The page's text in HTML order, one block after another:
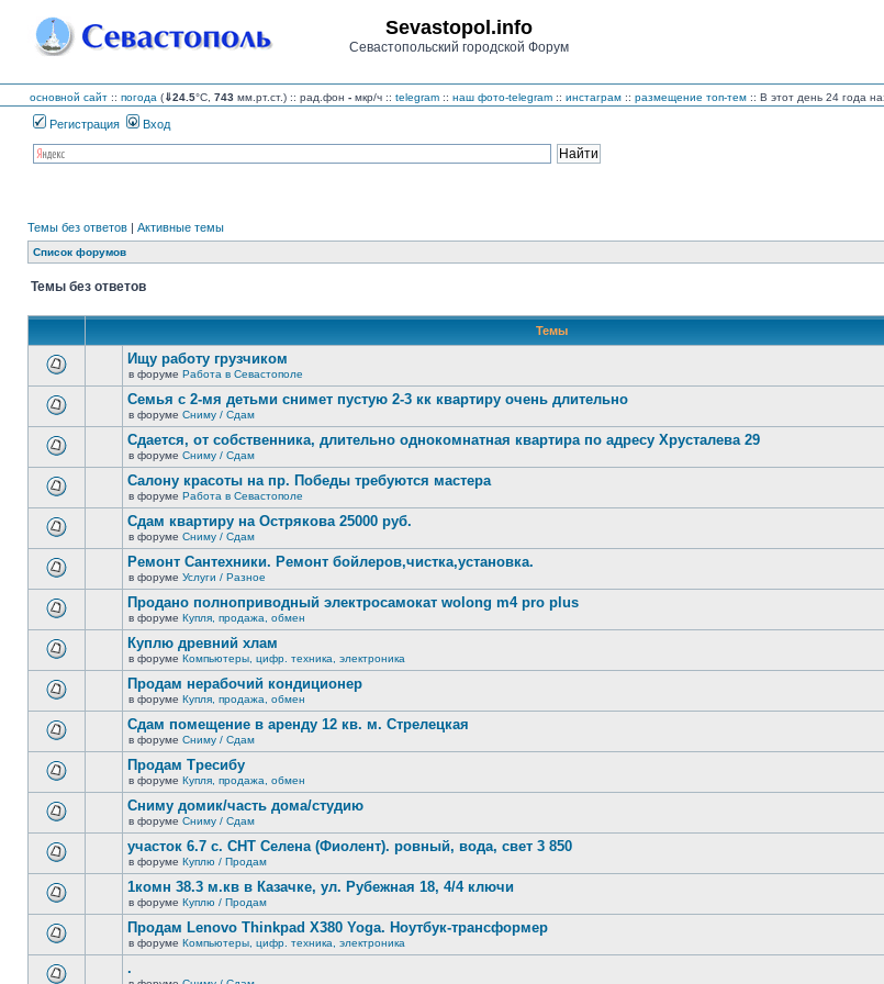
Sevastopol.info
Севастопольский городской Форум
основной сайт :: погода (⇓24.5°C, 743 мм.рт.ст.) :: рад.фон - мкр/ч :: telegram :: наш фото-telegram :: инстаграм :: размещение топ-тем :: В этот день 24 года
Регистрация Вход
Темы без ответов | Активные темы
Список форумов
Темы без ответов
Темы
новых
непрочитанных
сообщений.
Ищу работу грузчиком
в форуме Работа в Севастополе
новых
непрочитанных
сообщений.
Семья с 2-мя детьми снимет пустую 2-3 кк квартиру очень длительно
в форуме Сниму / Сдам
новых
непрочитанных
сообщений.
Сдается, от собственника, длительно однокомнатная квартира по адресу Хрусталева 29
в форуме Сниму / Сдам
новых
непрочитанных
сообщений.
Салону красоты на пр. Победы требуются мастера
в форуме Работа в Севастополе
новых
непрочитанных
сообщений.
Сдам квартиру на Острякова 25000 руб.
в форуме Сниму / Сдам
новых
непрочитанных
сообщений.
Ремонт Сантехники. Ремонт бойлеров,чистка,установка.
в форуме Услуги / Разное
новых
непрочитанных
сообщений.
Продано полноприводный электросамокат wolong m4 pro plus
в форуме Купля, продажа, обмен
новых
непрочитанных
сообщений.
Куплю древний хлам
в форуме Компьютеры, цифр. техника, электроника
новых
непрочитанных
сообщений.
Продам нерабочий кондиционер
в форуме Купля, продажа, обмен
новых
непрочитанных
сообщений.
Сдам помещение в аренду 12 кв. м. Стрелецкая
в форуме Сниму / Сдам
новых
непрочитанных
сообщений.
Продам Тресибу
в форуме Купля, продажа, обмен
новых
непрочитанных
сообщений.
Сниму домик/часть дома/студию
в форуме Сниму / Сдам
новых
непрочитанных
сообщений.
участок 6.7 с. СНТ Селена (Фиолент). ровный, вода, свет 3 850
в форуме Куплю / Продам
новых
непрочитанных
сообщений.
1комн 38.3 м.кв в Казачке, ул. Рубежная 18, 4/4 ключи
в форуме Куплю / Продам
Продам Lenovo Thinkpad X380 Yoga. Ноутбук-трансформер
в форуме Компьютеры, цифр. техника, электроника
.